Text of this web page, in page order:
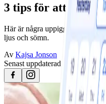
3 tips för att hitta
Här är några uppiggande tips
ljus och sömn.
Av Kajsa Jonson
Senast uppdaterad
25 april 2023